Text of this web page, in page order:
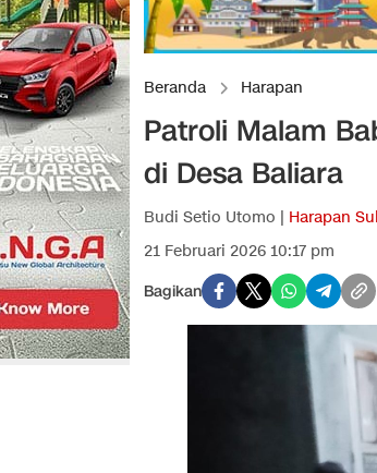
Beranda Harapan
Patroli Malam
di Desa Baliara
Budi Setio Utomo | Harapan
21 Februari 2026 10:17 pm
Bagikan